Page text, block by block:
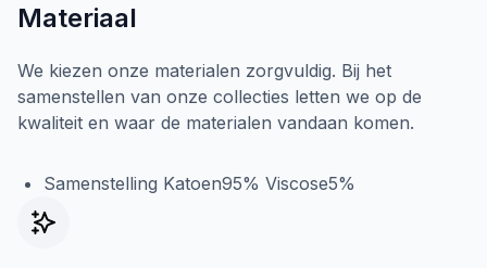
Materiaal
We kiezen onze materialen zorgvuldig. Bij het
samenstellen van onze collecties letten we op de
kwaliteit en waar de materialen vandaan komen.
Samenstelling Katoen95% Viscose5%